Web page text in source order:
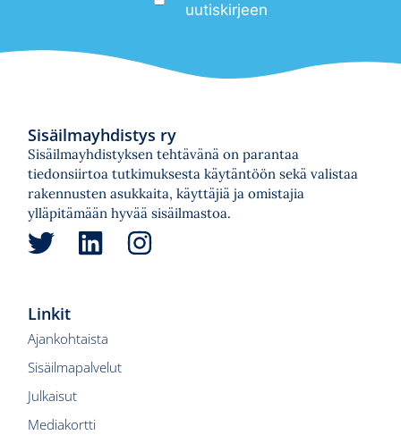
uutiskirjeen
Sisäilmayhdistys ry
Sisäilmayhdistyksen tehtävänä on parantaa
tiedonsiirtoa tutkimuksesta käytäntöön sekä valistaa
rakennusten asukkaita, käyttäjiä ja omistajia
ylläpitämään hyvää sisäilmastoa.
Linkit
Ajankohtaista
Sisäilmapalvelut
Julkaisut
Mediakortti